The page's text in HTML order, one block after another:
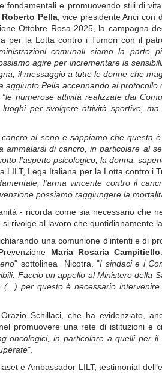
fondamentali e promuovendo stili di
Roberto Pella, vice presidente Anci con
Ottobre Rosa 2025, la campagna
per la Lotta contro i Tumori con il
comunali siamo la
agire per incrementare la
il messaggio a tutte le donne che
aggiunto Pella accennando al
numerose attività realizzate dai
per svolgere attività sportive,
al seno e sappiamo che questa
ammalarsi di cancro, in particolare al
l'aspetto psicologico, la donna,
LILT, Lega Italiana per la Lotta contro i
l'arma vincente contro il
possiamo raggiungere la
- ricorda come sia necessario che
rivolge al lavoro che quotidianamente
una comunione d'intenti e di
Maria Rosaria Campitiello
" sottolinea Nicotra. "I sindaci e i
Faccio un appello al Ministero della
(...) per questo è necessario
Schillaci, che ha evidenziato,
promuovere una rete di istituzioni e
oncologici, in particolare a quelli per
".
e Ambassador LILT, testimonial